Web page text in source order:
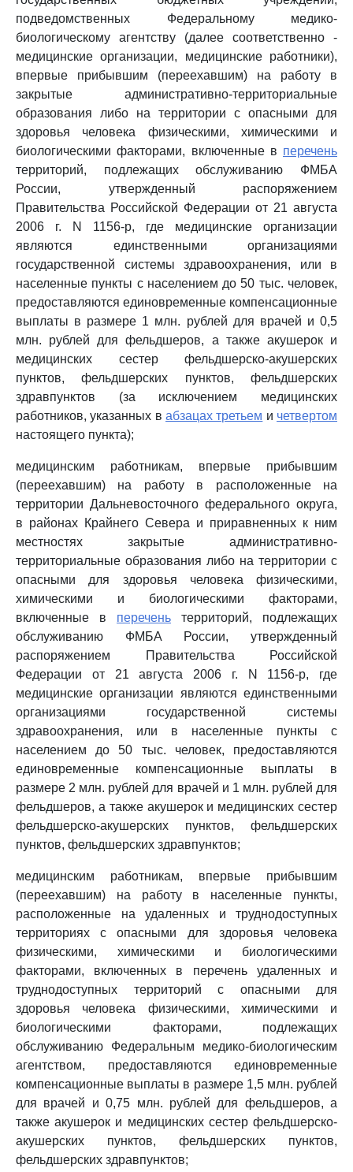
подведомственных Федеральному медико-
биологическому агентству (далее соответственно -
медицинские организации, медицинские работники),
впервые прибывшим (переехавшим) на работу в
закрытые административно-территориальные
образования либо на территории с опасными для
здоровья человека физическими, химическими и
биологическими факторами, включенные в перечень
территорий, подлежащих обслуживанию ФМБА
России, утвержденный распоряжением
Правительства Российской Федерации от 21 августа
2006 г. N 1156-р, где медицинские организации
являются единственными организациями
государственной системы здравоохранения, или в
населенные пункты с населением до 50 тыс. человек,
предоставляются единовременные компенсационные
выплаты в размере 1 млн. рублей для врачей и 0,5
млн. рублей для фельдшеров, а также акушерок и
медицинских сестер фельдшерско-акушерских
пунктов, фельдшерских пунктов, фельдшерских
здравпунктов (за исключением медицинских
работников, указанных в абзацах третьем и четвертом
настоящего пункта);
медицинским работникам, впервые прибывшим
(переехавшим) на работу в расположенные на
территории Дальневосточного федерального округа,
в районах Крайнего Севера и приравненных к ним
местностях закрытые административно-
территориальные образования либо на территории с
опасными для здоровья человека физическими,
химическими и биологическими факторами,
включенные в перечень территорий, подлежащих
обслуживанию ФМБА России, утвержденный
распоряжением Правительства Российской
Федерации от 21 августа 2006 г. N 1156-р, где
медицинские организации являются единственными
организациями государственной системы
здравоохранения, или в населенные пункты с
населением до 50 тыс. человек, предоставляются
единовременные компенсационные выплаты в
размере 2 млн. рублей для врачей и 1 млн. рублей для
фельдшеров, а также акушерок и медицинских сестер
фельдшерско-акушерских пунктов, фельдшерских
пунктов, фельдшерских здравпунктов;
медицинским работникам, впервые прибывшим
(переехавшим) на работу в населенные пункты,
расположенные на удаленных и труднодоступных
территориях с опасными для здоровья человека
физическими, химическими и биологическими
факторами, включенных в перечень удаленных и
труднодоступных территорий с опасными для
здоровья человека физическими, химическими и
биологическими факторами, подлежащих
обслуживанию Федеральным медико-биологическим
агентством, предоставляются единовременные
компенсационные выплаты в размере 1,5 млн. рублей
для врачей и 0,75 млн. рублей для фельдшеров, а
также акушерок и медицинских сестер фельдшерско-
акушерских пунктов, фельдшерских пунктов,
фельдшерских здравпунктов;